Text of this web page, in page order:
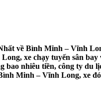
về Bình Minh – Vĩnh
xe chạy tuyến sân
nhiêu tiền, công ty du
Minh – Vĩnh Long, xe